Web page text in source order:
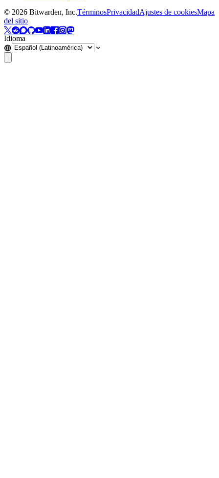
© 2026 Bitwarden, Inc.TérminosPrivacidadAjustes de cookiesMapa
del sitio
Idioma